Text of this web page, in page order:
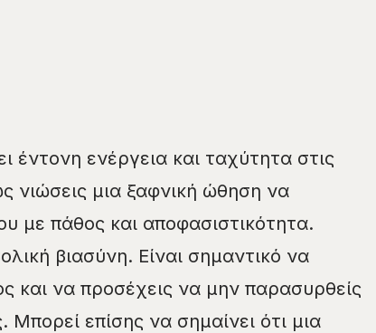
έντονη ενέργεια και ταχύτητα στις
νιώσεις μια ξαφνική ώθηση να
με πάθος και αποφασιστικότητα.
βιασύνη. Είναι σημαντικό να
και να προσέχεις να μην παρασυρθείς
επίσης να σημαίνει ότι μια